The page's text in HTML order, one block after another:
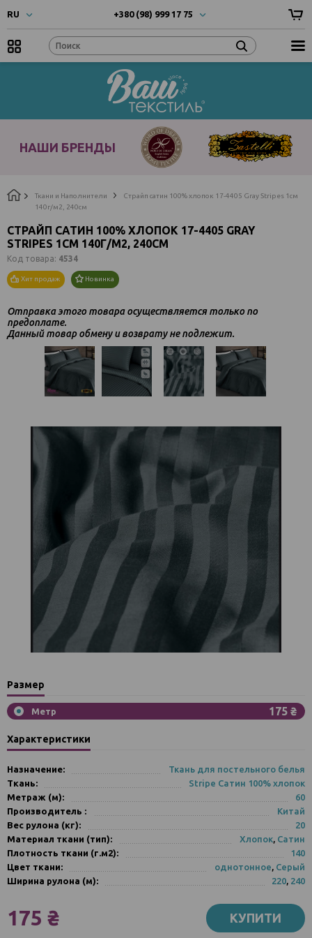
RU
UA- Українска
RU- Русский
+380 (98) 999 17 75
НАШИ БРЕНДЫ
Ткани и Наполнители
Страйп сатин 100% хлопок 17-4405 Gray Stripes 1см
140г/м2, 240см
СТРАЙП САТИН 100% ХЛОПОК 17-4405 GRAY
STRIPES 1СМ 140Г/М2, 240СМ
Код товара: 4534
Хит продаж Новинка
Отправка этого товара осуществляется только по
предоплате.
Данный товар обмену и возврату не подлежит.
Размер
Метр 175 ₴
Характеристики
Назначение:
Ткань для постельного белья
Ткань:
Stripe Сатин 100% хлопок
Метраж (м):
60
Производитель :
Китай
Вес рулона (кг):
20
Материал ткани (тип):
Хлопок, Сатин
Плотность ткани (г.м2):
140
Цвет ткани:
однотонное, Серый
Ширина рулона (м):
220, 240
175 ₴ КУПИТИ